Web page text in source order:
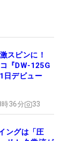
スピンに！
『DW-125G
日デビュー
36分 33
ングは「圧